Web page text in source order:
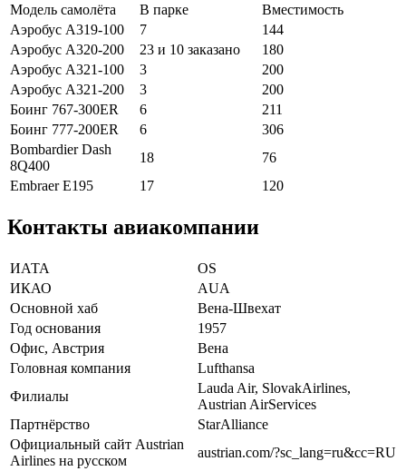
Модель самолёта В парке
Вместимость
Аэробус А319-100
7
144
Аэробус А320-200
23 и 10 заказано
180
Аэробус А321-100
3
200
Аэробус А321-200
3
200
Боинг 767-300ER
6
211
Боинг 777-200ER
6
306
Bombardier Dash
8Q400
18
76
Embraer E195
17 120
Контакты авиакомпании
ИАТА
OS
ИКАО
AUA
Основной хаб
Вена-Швехат
Год основания
1957
Офис, Австрия
Вена
Головная компания
Lufthansa
Филиалы
Lauda Air, SlovakAirlines,
Austrian AirServices
Партнёрство
StarAlliance
Официальный сайт Austrian
Airlines на русском
austrian.com/?sc_lang=ru&cc=RU